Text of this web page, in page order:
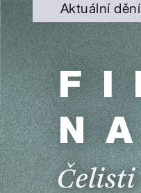
Aktuální dění